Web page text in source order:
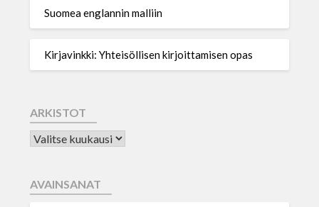
Suomea englannin malliin
Kirjavinkki: Yhteisöllisen kirjoittamisen opas
ARKISTOT
AVAINSANAT